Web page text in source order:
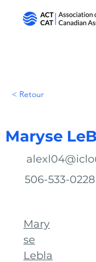
< Retour
Maryse
506-533-0228
Mary
se
Lebla